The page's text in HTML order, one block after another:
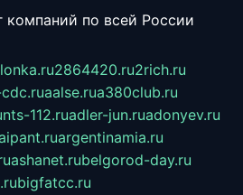
компаний по всей России
2864420.ru2rich.ru
aalse.rua380club.ru
112.ruadler-jun.ruadonyev.ru
argentinamia.ru
ashanet.rubelgorod-day.ru
bigfatcc.ru